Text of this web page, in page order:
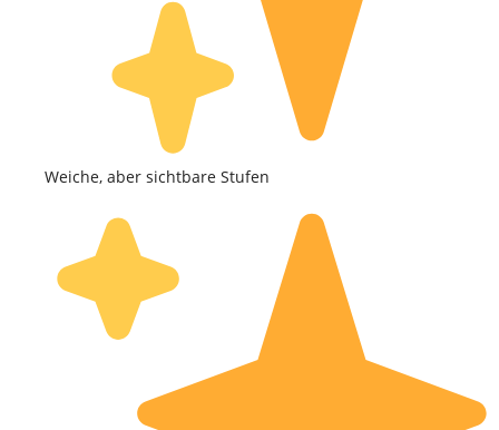
Weiche, aber sichtbare Stufen